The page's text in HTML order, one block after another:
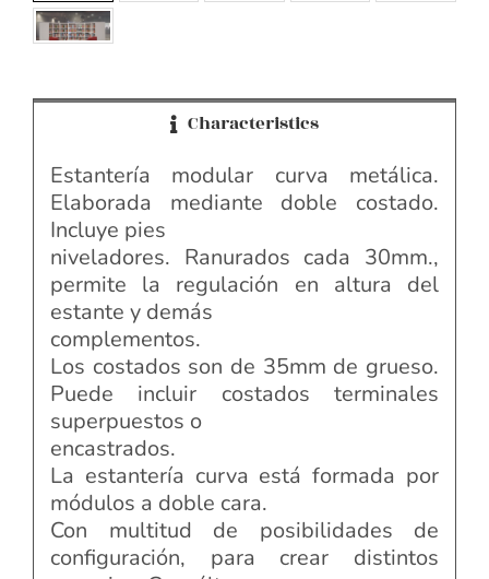
Characteristics
Estantería modular curva metálica.
Elaborada mediante doble costado.
Incluye pies
niveladores. Ranurados cada 30mm.,
permite la regulación en altura del
estante y demás
complementos.
Los costados son de 35mm de grueso.
Puede incluir costados terminales
superpuestos o
encastrados.
La estantería curva está formada por
módulos a doble cara.
Con multitud de posibilidades de
configuración, para crear distintos